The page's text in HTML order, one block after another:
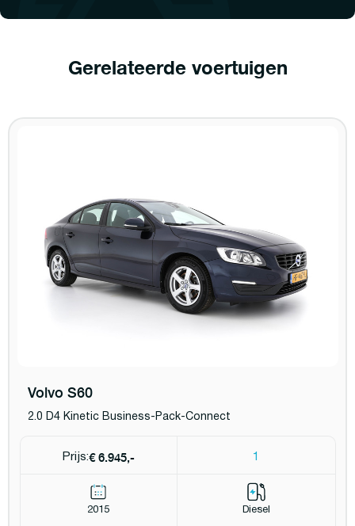
Gerelateerde voertuigen
Volvo S60
2.0 D4 Kinetic Business-Pack-Connect
Prijs:€ 6.945,- 1
2015 Diesel